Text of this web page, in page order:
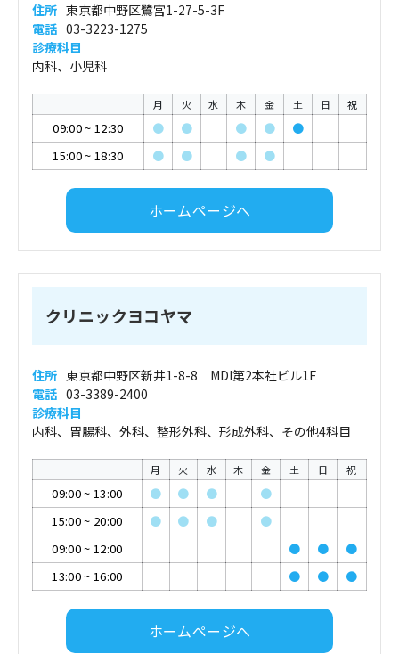
住所 東京都中野区鷺宮1-27-5-3F
電話 03-3223-1275
診療科目
内科、小児科
月 火 水 木 金 土 日 祝
09:00~ 12:30 ● ● ● ●
●
15:00~ 18:30 ● ● ● ●
ホームページへ
クリニックヨコヤマ
住所 東京都中野区新井1-8-8 MDI第2本社ビル1F
電話 03-3389-2400
診療科目
内科、胃腸科、外科、整形外科、形成外科、その他4科目
月 火 水 木 金 土 日 祝
09:00~ 13:00 ● ● ●
●
15:00~ 20:00 ● ● ●
●
09:00~ 12:00 ● ●
●
13:00~ 16:00 ● ● ●
ホームページへ